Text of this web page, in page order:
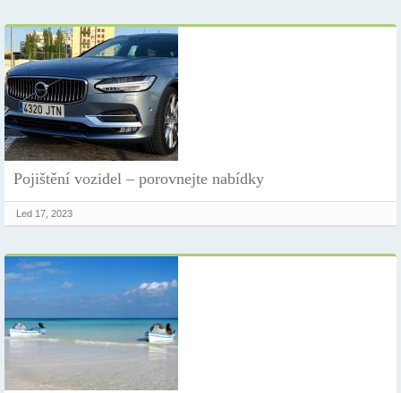
Pojištění vozidel – porovnejte nabídky
Led 17, 2023